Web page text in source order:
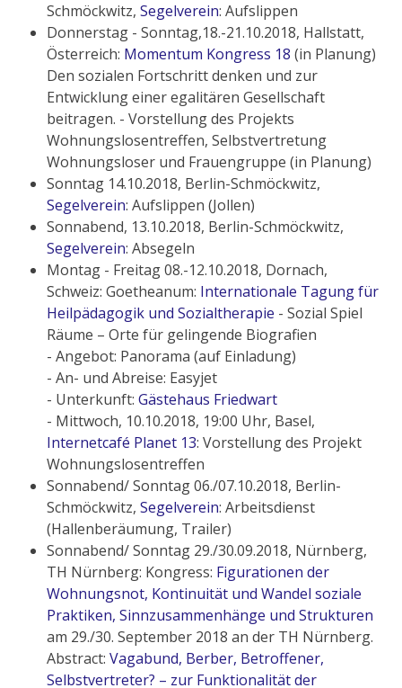
Schmöckwitz, Segelverein: Aufslippen
Donnerstag - Sonntag,18.-21.10.2018, Hallstatt,
Österreich: Momentum Kongress 18 (in Planung)
Den sozialen Fortschritt denken und zur
Entwicklung einer egalitären Gesellschaft
beitragen. - Vorstellung des Projekts
Wohnungslosentreffen, Selbstvertretung
Wohnungsloser und Frauengruppe (in Planung)
Sonntag 14.10.2018, Berlin-Schmöckwitz,
Segelverein: Aufslippen (Jollen)
Sonnabend, 13.10.2018, Berlin-Schmöckwitz,
Segelverein: Absegeln
Montag - Freitag 08.-12.10.2018, Dornach,
Schweiz: Goetheanum: Internationale Tagung für
Heilpädagogik und Sozialtherapie - Sozial Spiel
Räume – Orte für gelingende Biografien
- Angebot: Panorama (auf Einladung)
- An- und Abreise: Easyjet
- Unterkunft: Gästehaus Friedwart
- Mittwoch, 10.10.2018, 19:00 Uhr, Basel,
Internetcafé Planet 13: Vorstellung des Projekt
Wohnungslosentreffen
Sonnabend/ Sonntag 06./07.10.2018, Berlin-
Schmöckwitz, Segelverein: Arbeitsdienst
(Hallenberäumung, Trailer)
Sonnabend/ Sonntag 29./30.09.2018, Nürnberg,
TH Nürnberg: Kongress: Figurationen der
Wohnungsnot, Kontinuität und Wandel soziale
Praktiken, Sinnzusammenhänge und Strukturen
am 29./30. September 2018 an der TH Nürnberg.
Abstract: Vagabund, Berber, Betroffener,
Selbstvertreter? – zur Funktionalität der